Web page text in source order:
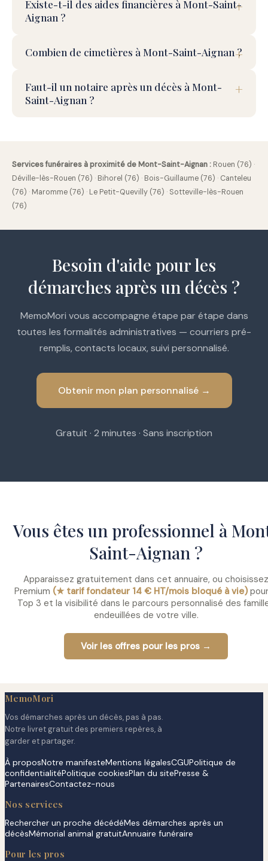
Existe-t-il des aides financières à Mont-Saint-
Aignan ?
Combien de cimetières à Mont-Saint-Aignan ?
Faut-il un notaire après un décès à Mont-
Saint-Aignan ?
Services funéraires à proximité de Mont-Saint-Aignan : Rouen (76) ·
Déville-lès-Rouen (76) · Bihorel (76) · Bois-Guillaume (76) · Canteleu
(76) · Maromme (76) · Le Petit-Quevilly (76) · Sotteville-lès-Rouen
(76)
Besoin d'aide pour les
démarches après un décès ?
MemoMori vous accompagne étape par étape dans
toutes les formalités administratives — courriers pré-
remplis, contacts locaux, suivi personnalisé.
Obtenir mon plan personnalisé →
Gratuit · 2 minutes · Sans inscription
Vous êtes un professionnel à
Saint-Aignan ?
Apparaissez gratuitement dans cet annuaire, ou choisissez
Premium (★ tarif fondateur 14 € HT/mois bloqué à vie)
Top 3 et la visibilité dans le parcours personnalisé des
endeuillées de votre ville.
Voir les offres pour les pros →
MemoMori
Vos démarches après un décès, pas à pas.
Notre livret gratuit des premiers repères, à
garder et partager.
À proposNotre manifesteMentions légalesCGUPolitique de
confidentialitéPolitique cookiesPlan du sitePresse &
PartenairesContactez-nous
Nos services
Rechercher un proche décédéMes démarches après un
décèsMémorial animal gratuitAnnuaire funéraire
Pour les pros